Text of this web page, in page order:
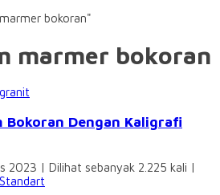
bokoran"
marmer bokoran
Bokoran Dengan Kaligrafi
2023 | Dilihat sebanyak 2.225 kali |